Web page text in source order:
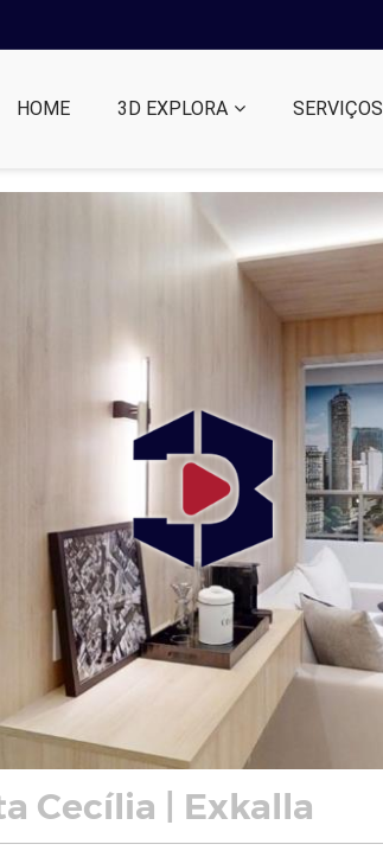
HOME 3D EXPLORA SERVIÇOS
Cecília | Exkalla